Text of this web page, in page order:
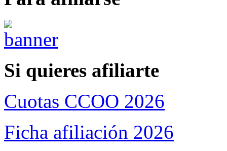
Si quieres afiliarte
Cuotas CCOO 2026
Ficha afiliación 2026